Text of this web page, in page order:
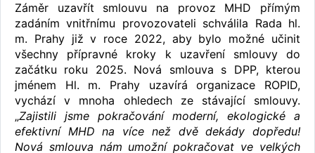
Záměr uzavřít smlouvu na provoz MHD přímým
zadáním vnitřnímu provozovateli schválila Rada hl.
m. Prahy již v roce 2022, aby bylo možné učinit
všechny přípravné kroky k uzavření smlouvy do
začátku roku 2025. Nová smlouva s DPP, kterou
jménem Hl. m. Prahy uzavírá organizace ROPID,
vychází v mnoha ohledech ze stávající smlouvy.
„Zajistili jsme pokračování moderní, ekologické a
efektivní MHD na více než dvě dekády dopředu!
Nová smlouva nám umožní pokračovat ve velkých